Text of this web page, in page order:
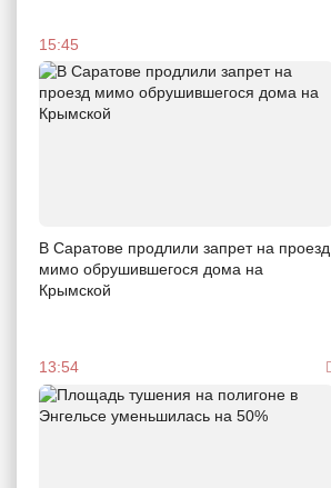
15:45
В Саратове продлили запрет на проезд
мимо обрушившегося дома на
Крымской
13:54